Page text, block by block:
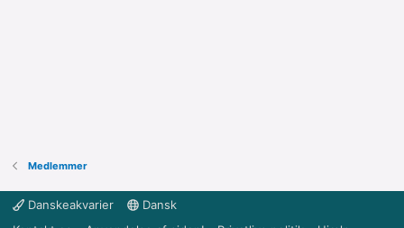
Medlemmer
Danskeakvarier
Dansk